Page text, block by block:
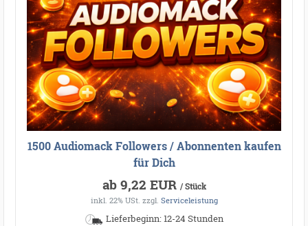
1500 Audiomack Followers / Abonnenten kaufen
für Dich
ab 9,22 EUR / Stück
inkl. 22% USt. zzgl. Serviceleistung
Lieferbeginn: 12-24 Stunden